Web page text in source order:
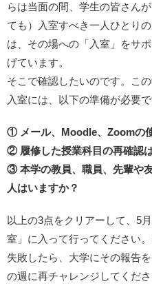
らは当面の間、学生の皆さん
ても）入室すべき一人ひとり
は、その場への「入室」をサ
げています。
そこで確認したいのです。こ
入室には、以下の準備が必要
① メール、Moodle、Zoomの
② 履修した授業科目の再確認
③ 本学の教員、職員、先輩や
人はいますか？
以上の3点をクリアーして、5
室」に入って行ってください
失敗したら、大学にその報告
の週に再チャレンジしてくださ